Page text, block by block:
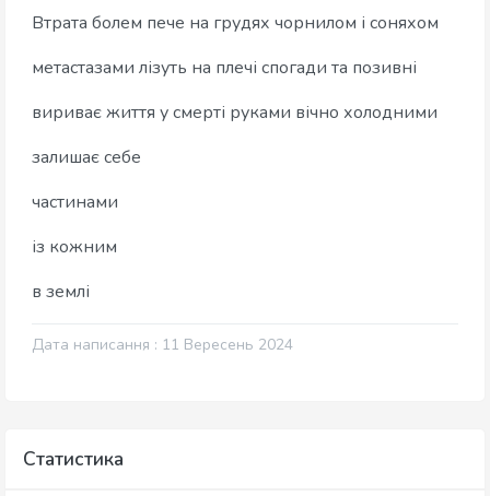
Втрата болем пече на грудях чорнилом і соняхом
метастазами лізуть на плечі спогади та позивні
вириває життя у смерті руками вічно холодними
залишає себе
частинами
із кожним
в землі
Дата написання : 11 Вересень 2024
Статистика